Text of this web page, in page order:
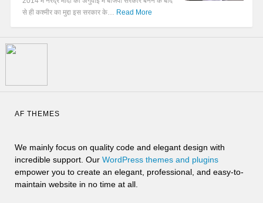
से ही कश्मीर का मुद्दा इस सरकार के… Read More
AF THEMES
We mainly focus on quality code and elegant design with
incredible support. Our WordPress themes and plugins
empower you to create an elegant, professional, and easy-to-
maintain website in no time at all.